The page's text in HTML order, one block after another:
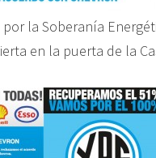
la Soberanía
en la puerta de la